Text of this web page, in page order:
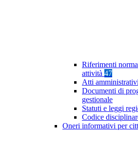
Riferimenti
attività 47
Atti
Documenti di
gestionale
Statuti e leggi
Codice
Oneri informativi per